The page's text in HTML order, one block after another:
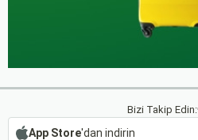
Bizi Takip Edin:
App Store'dan indirin